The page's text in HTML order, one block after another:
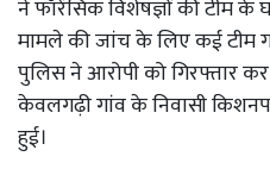
ने फॉरेंसिक विशेषज्ञों की टीम के
मामले की जांच के लिए कई टीम
पुलिस ने आरोपी को गिरफ्तार
केवलगढ़ी गांव के निवासी
हुई।